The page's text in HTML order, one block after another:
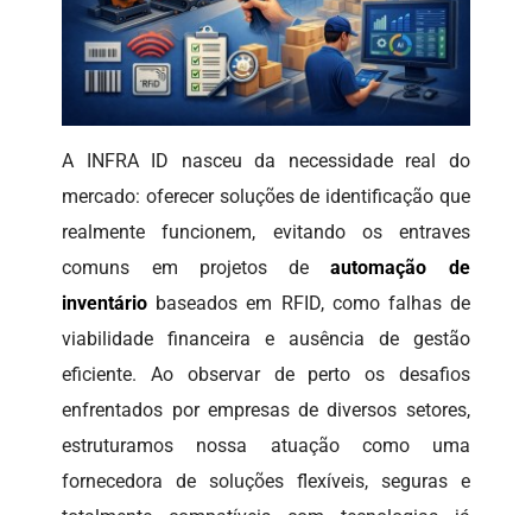
A INFRA ID nasceu da necessidade real do
mercado: oferecer soluções de identificação que
realmente funcionem, evitando os entraves
comuns em projetos deautomação de
inventário baseados em RFID, como falhas de
viabilidade financeira e ausência de gestão
eficiente. Ao observar de perto os desafios
enfrentados por empresas de diversos setores,
estruturamos nossa atuação como uma
fornecedora de soluções flexíveis, seguras e